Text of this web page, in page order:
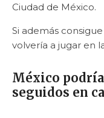
Ciudad de México.
Si además
volvería a jugar en
México
seguidos en